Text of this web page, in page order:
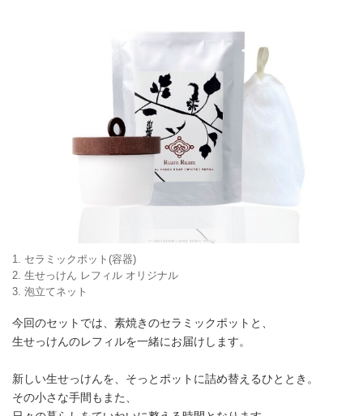
1. セラミックポット(容器)
2. 生せっけん レフィル オリジナル
3. 泡立てネット
今回のセットでは、素焼きのセラミックポットと、
生せっけんのレフィルを一緒にお届けします。
新しい生せっけんを、そっとポットに詰め替えるひととき。
その小さな手間もまた、